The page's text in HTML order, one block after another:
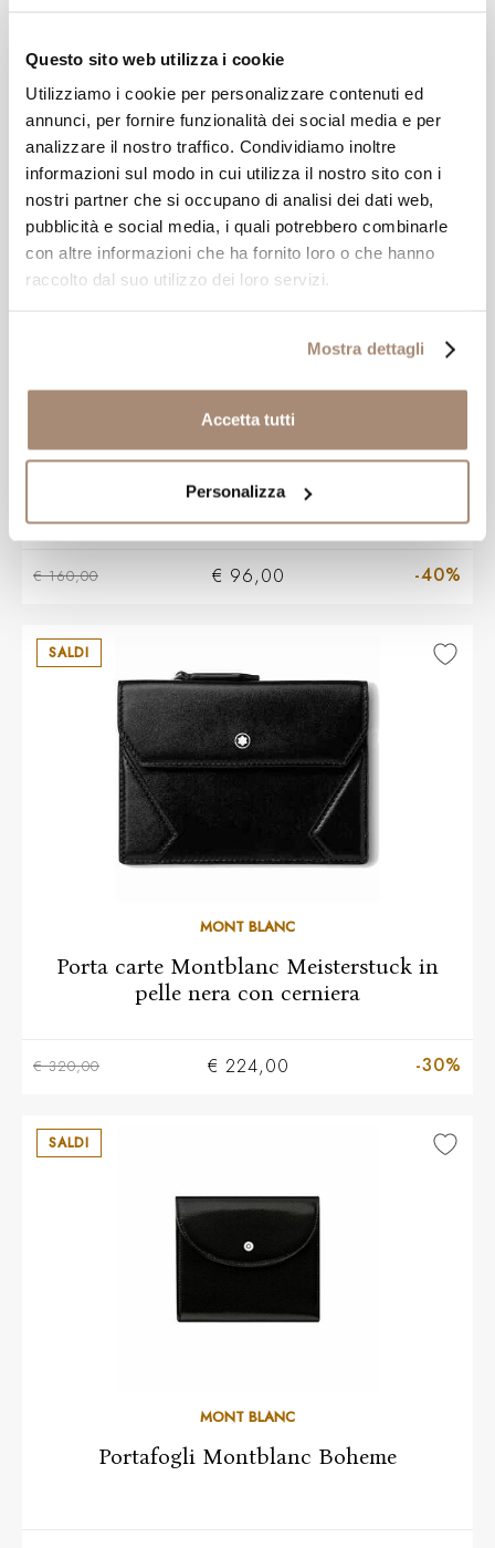
Questo sito web utilizza i cookie
Utilizziamo i cookie per personalizzare contenuti ed
annunci, per fornire funzionalità dei social media e per
analizzare il nostro traffico. Condividiamo inoltre
informazioni sul modo in cui utilizza il nostro sito con i
nostri partner che si occupano di analisi dei dati web,
pubblicità e social media, i quali potrebbero combinarle
con altre informazioni che ha fornito loro o che hanno
raccolto dal suo utilizzo dei loro servizi.
Mostra dettagli
Accetta tutti
Personalizza
€ 200,00 € 120,00 -40%
€ 160,00 € 96,00 -40%
SALDI
MONT BLANC
Porta carte Montblanc Meisterstuck in
pelle nera con cerniera
€ 320,00 € 224,00 -30%
SALDI
MONT BLANC
Portafogli Montblanc Boheme